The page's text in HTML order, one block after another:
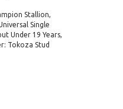
Stallion,
Single
Under 19 Years,
Tokoza Stud